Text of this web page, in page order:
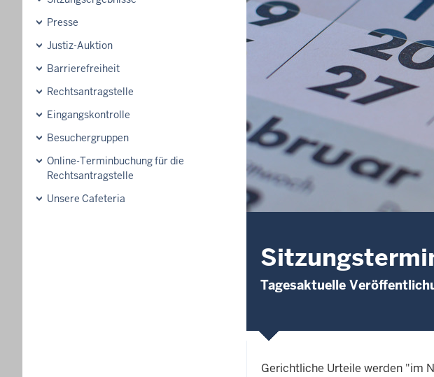
Presse
Justiz-Auktion
Barrierefreiheit
Rechtsantragstelle
Eingangskontrolle
Besuchergruppen
Online-Terminbuchung für die
Rechtsantragstelle
Unsere Cafeteria
Tagesaktuelle
Gerichtliche Urteile werden "im